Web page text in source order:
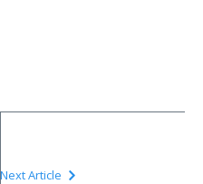
Next Article